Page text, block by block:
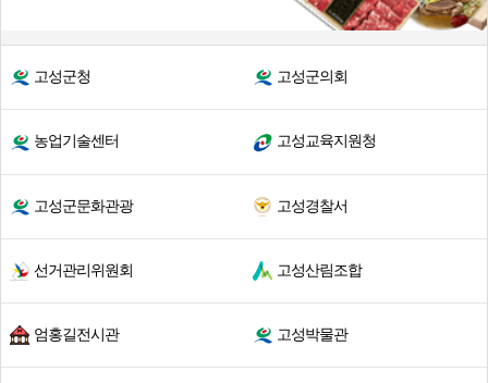
고성군청 고성군의회
농업기술센터 고성교육지원청
고성군문화관광 고성경찰서
선거관리위원회 고성산림조합
엄홍길전시관 고성박물관